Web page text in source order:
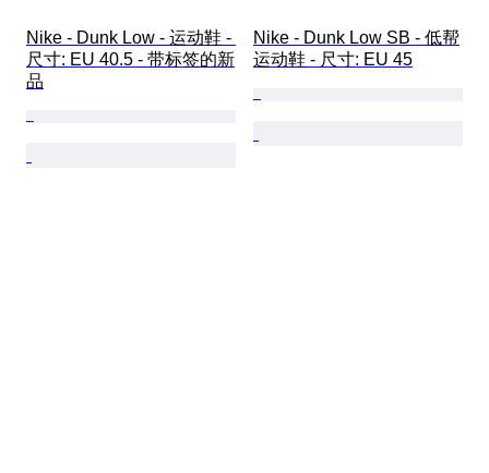
Nike - Dunk Low - 运动鞋 -
尺寸: EU 40.5 - 带标签的新
品
Nike - Dunk Low SB - 低帮
运动鞋 - 尺寸: EU 45